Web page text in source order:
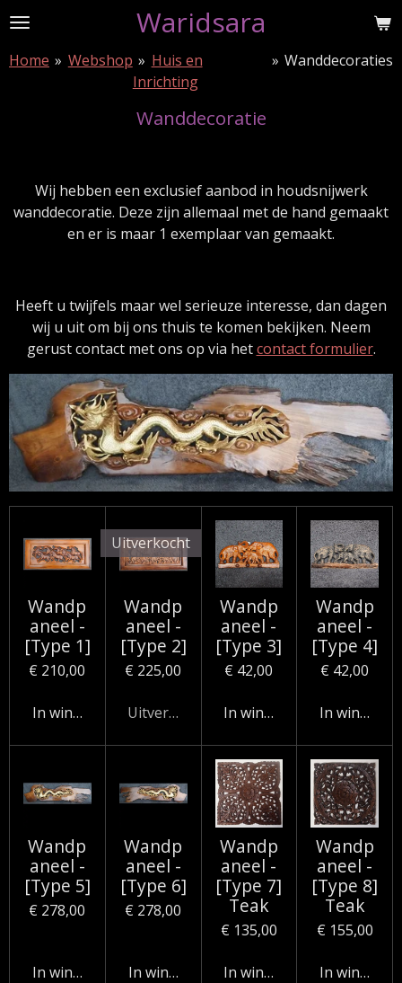
Ga
naar
Waridsara
Home » Webshop » Huis en
Inrichting
» Wanddecoraties
Wanddecoratie
Wij hebben een exclusief aanbod in houdsnijwerk
wanddecoratie. Deze zijn allemaal met de hand gemaakt
en er is maar 1 exemplaar van gemaakt.
Heeft u twijfels maar wel serieuze interesse, dan dagen
wij u uit om bij ons thuis te komen bekijken. Neem
gerust contact met ons op via hetcontact formulier.
Wandp
aneel -
[Type 1]
€ 210,00
In winkelwagen
Uitverkocht
Wandp
aneel -
[Type 2]
€ 225,00
Uitverkocht
Wandp
aneel -
[Type 3]
€ 42,00
In winkelwagen
Wandp
aneel -
[Type 4]
€ 42,00
In
Wandp
aneel -
[Type 5]
€ 278,00
In winkelwagen
Wandp
aneel -
[Type 6]
€ 278,00
In winkelwagen
Wandp
aneel -
[Type 7]
Teak
€ 135,00
In winkelwagen
Wandp
aneel -
[Type 8]
Teak
€ 155,00
In